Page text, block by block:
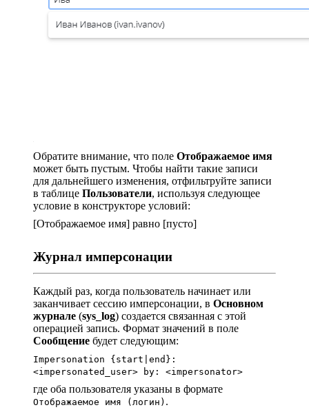
Обратите внимание, что поле Отображаемое имя
может быть пустым. Чтобы найти такие записи
для дальнейшего изменения, отфильтруйте записи
в таблице Пользователи, используя следующее
условие в конструкторе условий:
[Отображаемое имя] равно [пусто]
Журнал имперсонации
Каждый раз, когда пользователь начинает или
заканчивает сессию имперсонации, в Основном
журнале (sys_log) создается связанная с этой
операцией запись. Формат значений в поле
Сообщение будет следующим:
Impersonation {start|end}:
<impersonated_user> by: <impersonator>
где оба пользователя указаны в формате
Отображаемое имя (логин) .